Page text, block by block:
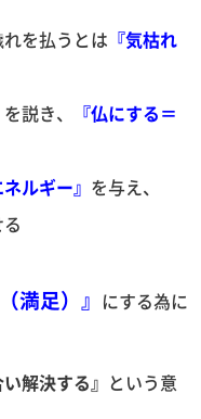
を払うとは 『気枯れ
を説き、
『仏にする＝
ネルギー』 を与え、
満足）』 にする為に
解決する』 という意